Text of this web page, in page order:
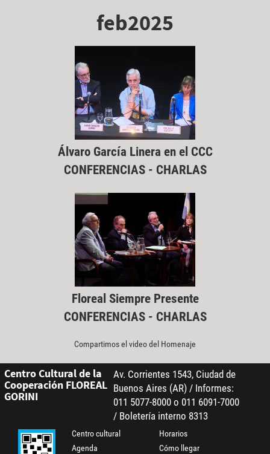
feb2025
Álvaro García Linera en el CCC
CONFERENCIAS - CHARLAS
Floreal Siempre Presente
CONFERENCIAS - CHARLAS
Compartimos el video del Homenaje
Centro Cultural de la
Cooperación FLOREAL
GORINI
Av. Corrientes 1543, Ciudad de
Buenos Aires (AR) / Informes:
011 5077-8000 o 011 6091-7000
/ Boletería interno 8313
Centro cultural
Agenda
Horarios
Cómo llegar